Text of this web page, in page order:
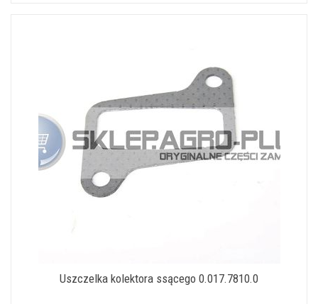
Uszczelka kolektora ssącego 0.017.7810.0